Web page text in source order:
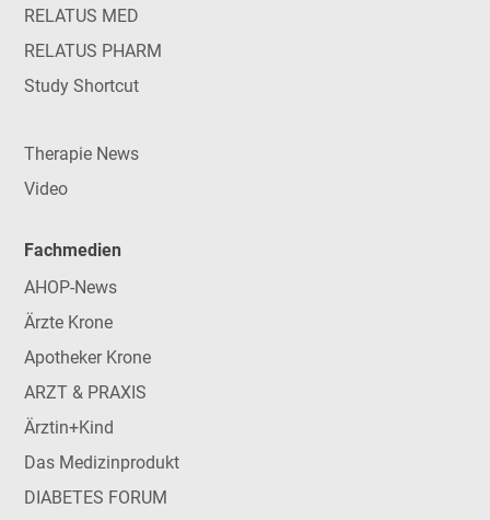
RELATUS MED
RELATUS PHARM
Study Shortcut
Therapie News
Video
Fachmedien
AHOP-News
Ärzte Krone
Apotheker Krone
ARZT & PRAXIS
Ärztin+Kind
Das Medizinprodukt
DIABETES FORUM